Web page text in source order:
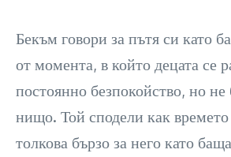
Бекъм говори за пътя си като
от момента, в който децата се
постоянно безпокойство, но
нищо. Той сподели как
толкова бързо за него като